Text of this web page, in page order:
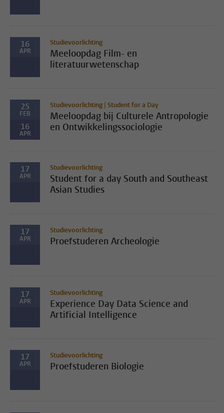
16
APR
Studievoorlichting
Meeloopdag Film- en
literatuurwetenschap
25
FEB
16
APR
Studievoorlichting | Student for a Day
Meeloopdag bij Culturele Antropologie
en Ontwikkelingssociologie
17
APR
Studievoorlichting
Student for a day South and Southeast
Asian Studies
17
APR
Studievoorlichting
Proefstuderen Archeologie
17
APR
Studievoorlichting
Experience Day Data Science and
Artificial Intelligence
17
APR
Studievoorlichting
Proefstuderen Biologie